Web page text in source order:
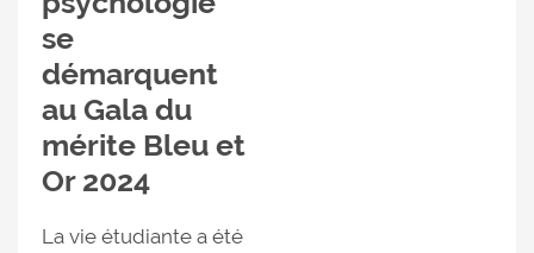
se
démarquent
au Gala du
mérite Bleu et
Or 2024
La vie étudiante a été